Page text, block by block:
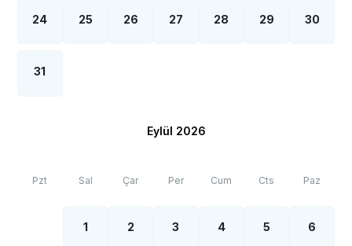
24 25 26 27 28 29 30
31
Eylül 2026
Pzt Sal Çar Per Cum Cts Paz
1 2 3 4 5 6